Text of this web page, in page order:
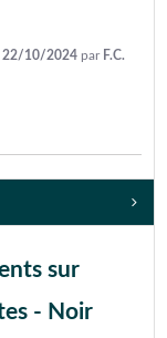
22/10/2024 par F.C.
sur
- Noir